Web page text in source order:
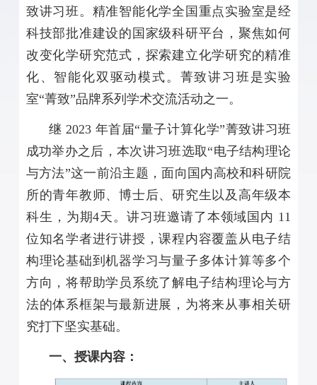
致讲习班。精准智能化学全国重点实验室是经
科技部批准建设的国家级科研平台，聚焦如何
改变化学研究范式，探索建立化学研究的精准
化、智能化双驱动模式。菁致讲习班是实验
室“菁致”品牌系列学术交流活动之一。
继 2023 年首届“量子计算化学”菁致讲习班
成功举办之后，本次讲习班选取“电子结构理论
与方法”这一前沿主题，面向国内高校和科研院
所的青年教师、博士后、研究生以及高年级本
科生，为期4天。讲习班邀请了本领域国内 11
位知名学者进行讲授，课程内容覆盖从电子结
构理论基础到机器学习与量子多体计算等多个
方向，将帮助学员系统了解电子结构理论与方
法的体系框架与最新进展，为将来从事相关研
究打下坚实基础。
一、授课内容：